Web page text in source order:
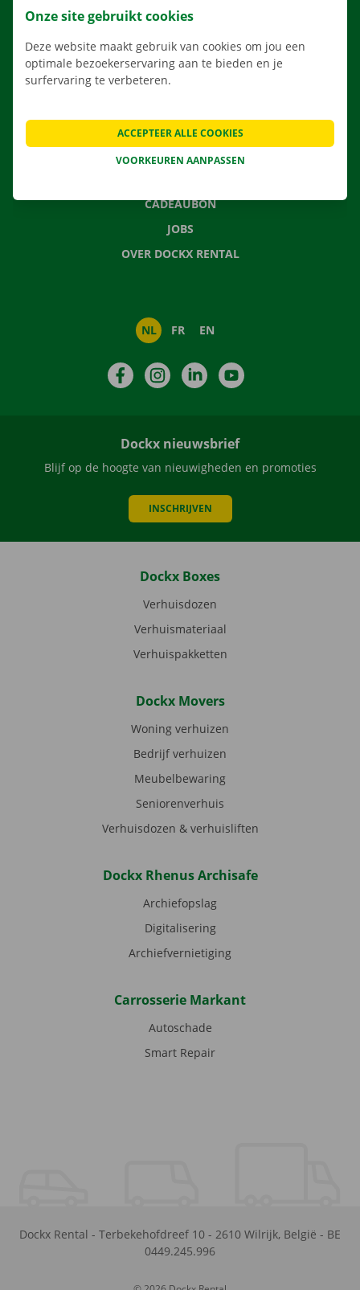
VERHUISOPLOSSINGEN
CONTACTEER ONS
VEELGESTELDE VRAGEN
CADEAUBON
JOBS
OVER DOCKX RENTAL
NL FR EN
FacebookInstagramLinkedIn
Dockx nieuwsbrief
Blijf op de hoogte van nieuwigheden en promoties
INSCHRIJVEN
Dockx Boxes
Verhuisdozen
Verhuismateriaal
Verhuispakketten
Dockx Movers
Woning verhuizen
Bedrijf verhuizen
Meubelbewaring
Seniorenverhuis
Verhuisdozen & verhuisliften
Dockx Rhenus Archisafe
Archiefopslag
Digitalisering
Archiefvernietiging
Carrosserie Markant
Autoschade
Smart Repair
Dockx Rental - Terbekehofdreef 10 - 2610 Wilrijk, België - BE
0449.245.996
Onze site gebruikt cookies
Deze website maakt gebruik van cookies om jou een
optimale bezoekerservaring aan te bieden en je
surfervaring te verbeteren.
VOORKEUREN AANPASSEN
ACCEPTEER ALLE COOKIES